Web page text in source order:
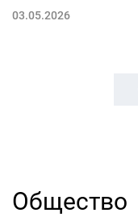
03.05.2026
Общество